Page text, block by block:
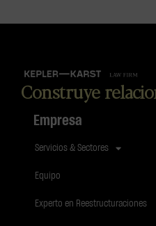
Construye
Empresa
Servicios & Sectores
Equipo
Experto en Reestructuraciones